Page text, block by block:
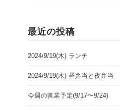
最近の投稿
2024/9/19(木) ランチ
2024/9/19(木) 昼弁当と夜弁当
今週の営業予定(9/17〜9/24)